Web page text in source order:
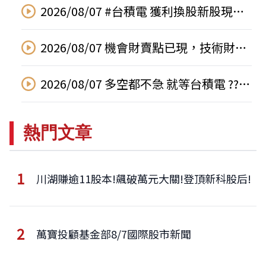
電、矽格、順德、信邦漲
2026/08/07 #台積電 獲利換股新股現買
現賺! #川湖 #南俊 漲停! #勤誠 為何跌
停?【鍾魁抓飆股】
2026/08/07 機會財賣點已現，技術財還
有行情 #蔡明彰 #台積電 #南亞科 #國巨
#華邦電
2026/08/07 多空都不急 就等台積電 ??
【期貨發財樹】林建發 分析師
熱門文章
1 川湖賺逾11股本!飆破萬元大關!登頂新科股后!
2 萬寶投顧基金部8/7國際股市新聞